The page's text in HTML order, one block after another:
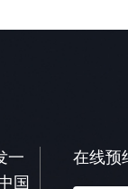
一
国
在线预